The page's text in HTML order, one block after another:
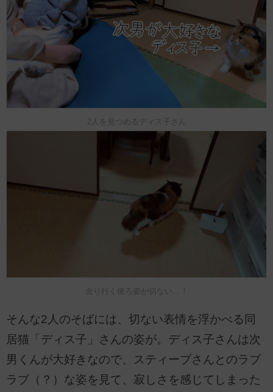
2人を見つめるディス子さん
去り行く後ろ姿が切ない…！
そんな2人のそばには、切ない表情を浮かべる同
居猫「ディス子」さんの姿が。ディス子さんは次
男くんが大好きなので、スティーブさんとのラブ
ラブ（？）な姿を見て、寂しさを感じてしまった